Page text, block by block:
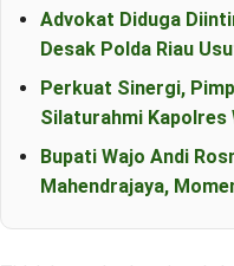
Advokat Diduga
Desak Polda Riau
Perkuat Sinergi,
Silaturahmi Kapolres
Bupati Wajo Andi
Mahendrajaya,